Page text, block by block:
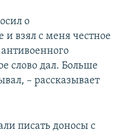
о
взял с меня честное
слово дал. Больше
– рассказывает
писать доносы с